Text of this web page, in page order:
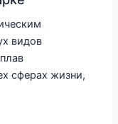
видов
сферах жизни,